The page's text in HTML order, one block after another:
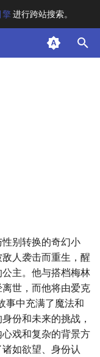
擎进行跨站搜索。
性别转换的奇幻小
人袭击而重生，醒
主。他与搭档梅林
世，而他将由爱克
事中充满了魔法和
份和未来的挑战，
戏和复杂的背景方
如欲望、身份认